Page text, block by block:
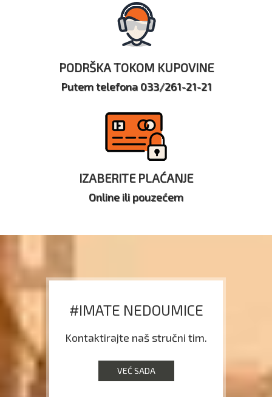
PODRŠKA TOKOM KUPOVINE
Putem telefona 033/261-21-21
IZABERITE PLAĆANJE
Online ili pouzećem
#IMATE NEDOUMICE
Kontaktirajte naš stručni tim.
VEĆ SADA